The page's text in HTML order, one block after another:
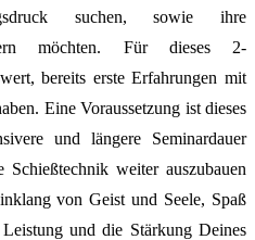
suchen, sowie ihre
möchten. Für dieses 2-
bereits erste Erfahrungen mit
Eine Voraussetzung ist dieses
und längere Seminardauer
weiter auszubauen
von Geist und Seele, Spaß
und die Stärkung Deines